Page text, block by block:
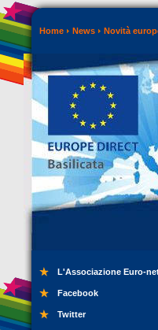
Home News Novità
L'Associazione Euro-
Facebook
Twitter